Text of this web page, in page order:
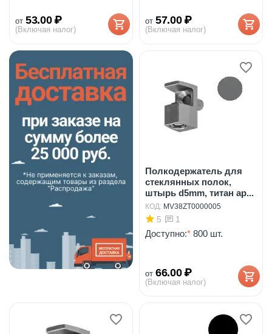
от 53.00 ₽
(Включая налог)
от 57.00 ₽
(Включая налог)
Полкодержатель для
стеклянных полок,
штырь d5mm, титан ар...
КОД: MV38ZT0000005
5 1
Доступно:* 800 шт.
от 66.00 ₽
(Включая налог)